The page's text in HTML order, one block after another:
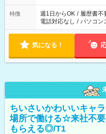
特徴 週1日からOK / 履歴書不
電話対応なし / パソコン
気になる！
ちいさいかわいいキャ
場所で働ける☆来社不
もらえる◎/T1